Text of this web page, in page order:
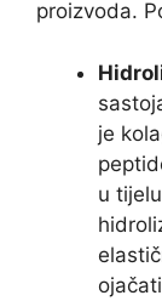
proizvoda.
je
u